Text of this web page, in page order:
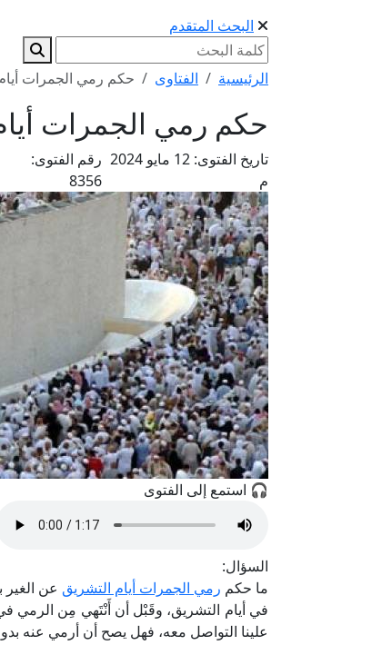
البحث المتقدم
الرئيسية الفتاوى حكم رمي الجمرات
حكم رمي الجمرات
تاريخ الفتوى:
12 مايو 2024
م
رقم الفتوى:
8356
🎧 استمع إلى الفتوى
السؤال:
ما حكم رمي الجمرات أيام التشريق عن
في أيام التشريق، وقَبْل أن أَنْتَهي مِن الرمي
علينا التواصل معه، فهل يصح أن أرمي عنه